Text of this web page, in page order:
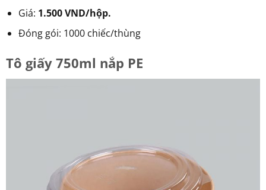
Giá: 1.500 VND/hộp.
Đóng gói: 1000 chiếc/thùng
Tô giấy 750ml nắp PE